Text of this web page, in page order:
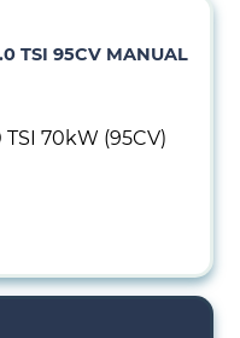
TSI 95CV MANUAL